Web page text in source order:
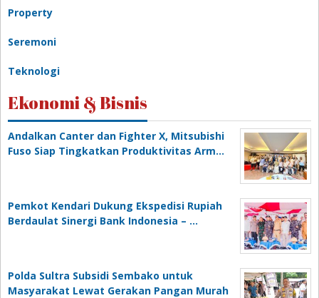
Property
Seremoni
Teknologi
Ekonomi & Bisnis
Andalkan Canter dan Fighter X, Mitsubishi
Fuso Siap Tingkatkan Produktivitas Arm…
Pemkot Kendari Dukung Ekspedisi Rupiah
Berdaulat Sinergi Bank Indonesia – …
Polda Sultra Subsidi Sembako untuk
Masyarakat Lewat Gerakan Pangan Murah